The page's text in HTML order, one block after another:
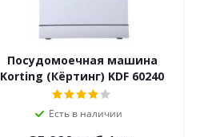
Посудомоечная машина
Korting (Кёртинг) KDF 60240
Есть в наличии